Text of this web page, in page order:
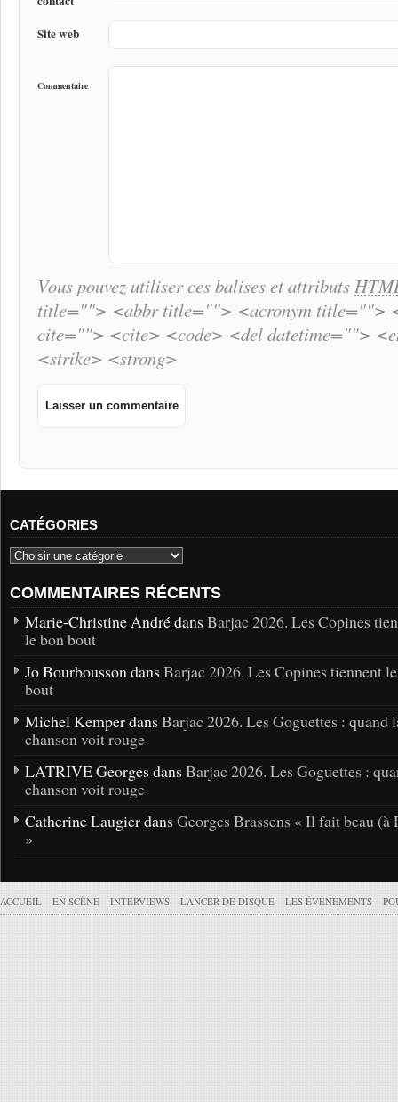
Site web
Commentaire
Vous pouvez utiliser ces balises et attributs
title=""> <abbr title=""> <acronym title="">
cite=""> <cite> <code> <del datetime="">
<strike> <strong>
CATÉGORIES
COMMENTAIRES RÉCENTS
Marie-Christine André dans Barjac 2026. Les Copines
le bon bout
Jo Bourbousson dans Barjac 2026. Les Copines tiennent
bout
Michel Kemper dans Barjac 2026. Les Goguettes : quand
chanson voit rouge
LATRIVE Georges dans Barjac 2026. Les Goguettes :
chanson voit rouge
Catherine Laugier dans Georges Brassens « Il fait beau (à
»
ACCUEIL EN SCÈNE INTERVIEWS LANCER DE DISQUE LES ÉVÉNEMENTS